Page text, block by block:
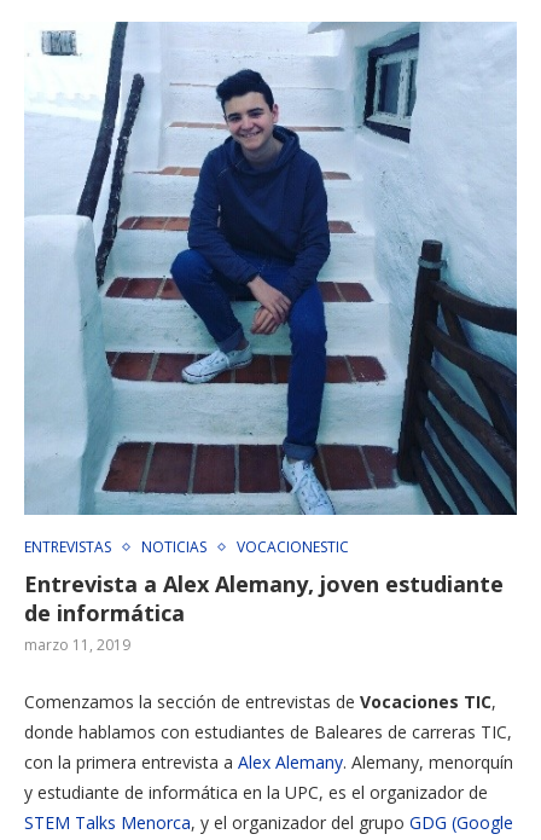
ENTREVISTAS NOTICIAS VOCACIONESTIC
Entrevista a Alex Alemany, joven estudiante
de informática
marzo 11, 2019
Comenzamos la sección de entrevistas de Vocaciones TIC,
donde hablamos con estudiantes de Baleares de carreras TIC,
con la primera entrevista a Alex Alemany. Alemany, menorquín
y estudiante de informática en la UPC, es el organizador de
STEM Talks Menorca, y el organizador del grupo GDG (Google